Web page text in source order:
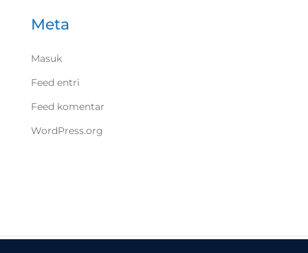
Meta
Masuk
Feed entri
Feed komentar
WordPress.org